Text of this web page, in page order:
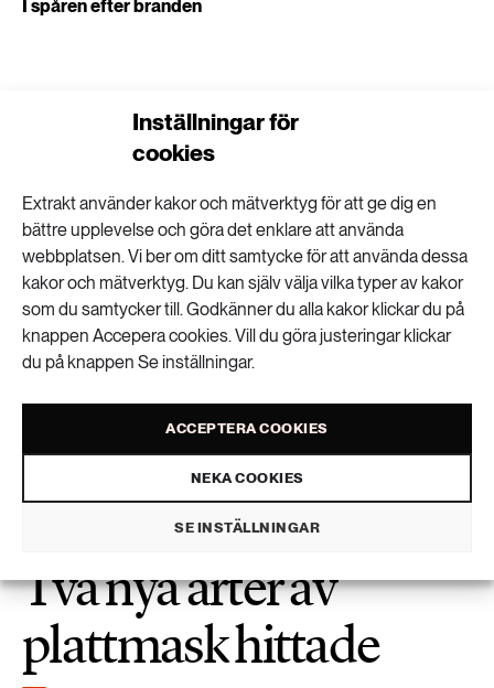
Inställningar för
cookies
Extrakt använder kakor och mätverktyg för att ge dig en
bättre upplevelse och göra det enklare att använda
webbplatsen. Vi ber om ditt samtycke för att använda dessa
kakor och mätverktyg. Du kan själv välja vilka typer av kakor
som du samtycker till. Godkänner du alla kakor klickar du på
knappen Accepera cookies. Vill du göra justeringar klickar
du på knappen Se inställningar.
ACCEPTERA COOKIES
NEKA COOKIES
SE INSTÄLLNINGAR
I spåren efter branden
Få drabbade i Västmanland upplevde
personliga förluster
Skogsbränderna större än branden i
Västmanland 2014
Skogsbränder hotar tusentals arter
Två nya arter av
plattmask hittade